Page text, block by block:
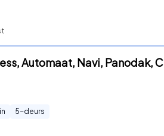
Automaat, Navi, Panodak, C
5-deurs